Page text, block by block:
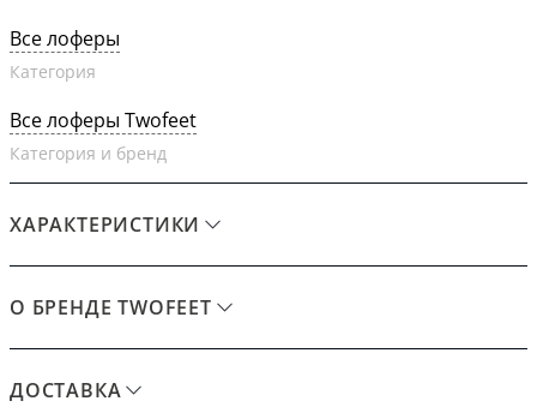
Все лоферы
Категория
Все лоферы Twofeet
Категория и бренд
ХАРАКТЕРИСТИКИ
О БРЕНДЕ TWOFEET
ДОСТАВКА